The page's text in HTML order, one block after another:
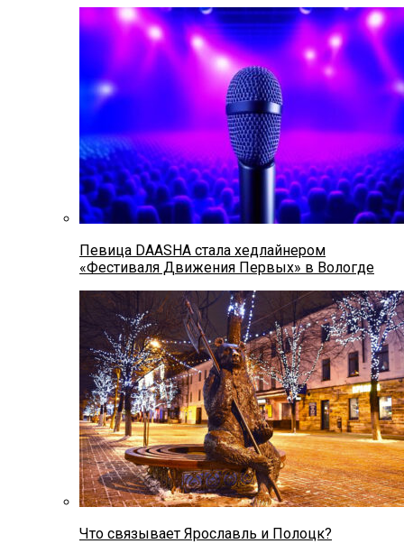
Певица DAASHA стала хедлайнером
«Фестиваля Движения Первых» в Вологде
Что связывает Ярославль и Полоцк?